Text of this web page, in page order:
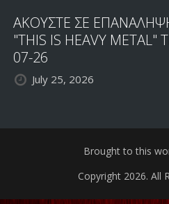
ΑΚΟΥΣΤΕ ΣΕ
"THIS IS HEAVY
07-26
July 25, 2026
Brought to this
Copyright 2026. All